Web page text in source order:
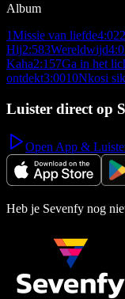
Album
1Missie van liefde4:022
Hij2:583Wereldwijd
Kaha2:157Ga in het
ontdekt3:0010Nkosi
Luister direct op
Open App &
Heb je Sevenfy nog